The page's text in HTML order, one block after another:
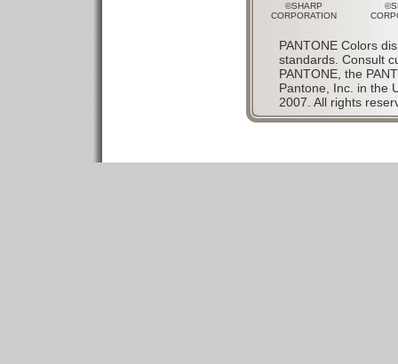
©SHARP
CORPORATION
PANTONE Colors
standards. Consult
PANTONE, the
Pantone, Inc. in the
2007. All rights